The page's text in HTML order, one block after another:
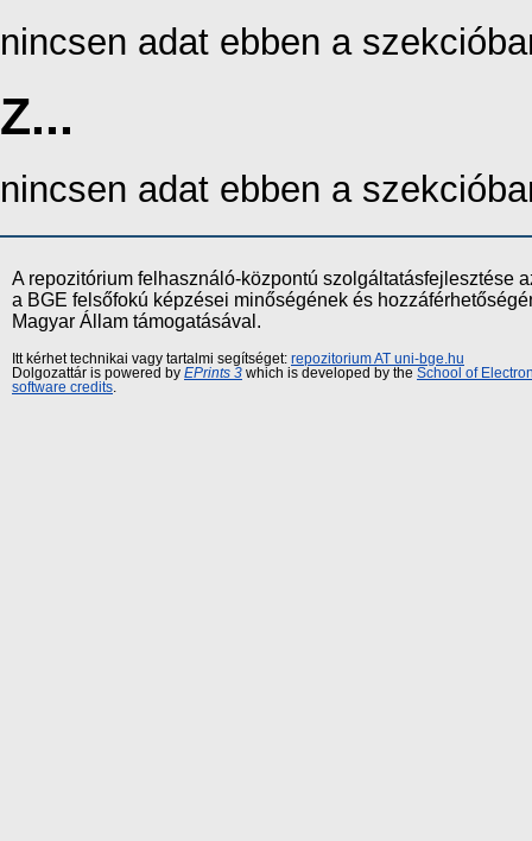
nincsen adat ebben a
Z...
nincsen adat ebben a
A repozitórium felhasználó-központú szolgáltatásfejlesztése
a BGE felsőfokú képzései minőségének és
Magyar Állam támogatásával.
Itt kérhet technikai vagy tartalmi segítséget: repozitorium AT uni-bge.hu
Dolgozattár is powered by EPrints 3 which is developed by the School of
software credits